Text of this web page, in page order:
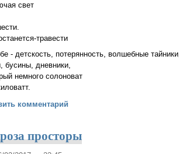
свет
травести
- детскость, потерянность, волшебные тайники,
бусины, дневники,
немного солоноват
вспоминаю себя девочкой 13-ти лет
комментарий
просторы